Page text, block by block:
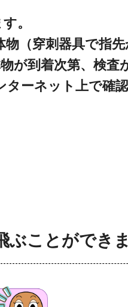
。
（穿刺器具で指
が到着次第、検査
ターネット上で確
ぶことができ